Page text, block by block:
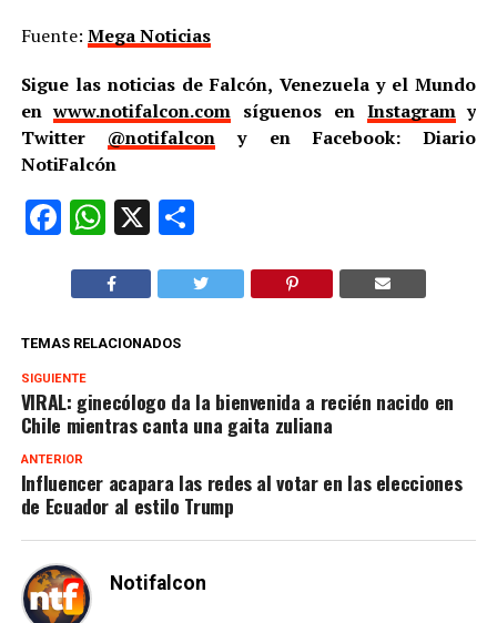
Fuente: Mega Noticias
Sigue las noticias de Falcón, Venezuela y el Mundo
enwww.notifalcon.com síguenos en Instagramy
Twitter @notifalcon y en Facebook: Diario
NotiFalcón
Facebook
WhatsApp
X Compartir
TEMAS RELACIONADOS
SIGUIENTE
VIRAL: ginecólogo da la bienvenida a recién nacido en
Chile mientras canta una gaita zuliana
ANTERIOR
Influencer acapara las redes al votar en las elecciones
de Ecuador al estilo Trump
Notifalcon